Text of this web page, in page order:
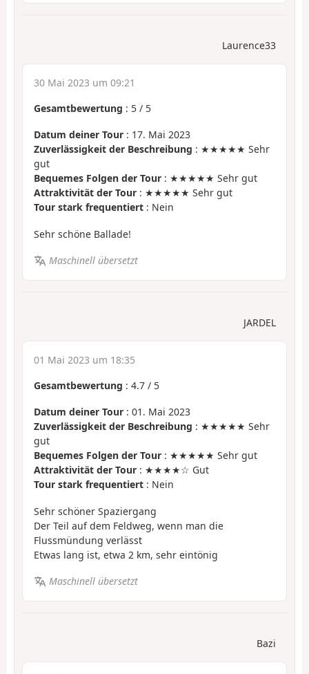
Laurence33
30 Mai 2023 um 09:21
Gesamtbewertung : 5 / 5
Datum deiner Tour : 17. Mai 2023
Zuverlässigkeit der Beschreibung : ★★★★★ Sehr
gut
Bequemes Folgen der Tour : ★★★★★ Sehr gut
Attraktivität der Tour : ★★★★★ Sehr gut
Tour stark frequentiert : Nein
Sehr schöne Ballade!
Maschinell übersetzt
JARDEL
01 Mai 2023 um 18:35
Gesamtbewertung : 4.7 / 5
Datum deiner Tour : 01. Mai 2023
Zuverlässigkeit der Beschreibung : ★★★★★ Sehr
gut
Bequemes Folgen der Tour : ★★★★★ Sehr gut
Attraktivität der Tour : ★★★★☆ Gut
Tour stark frequentiert : Nein
Sehr schöner Spaziergang
Der Teil auf dem Feldweg, wenn man die
Flussmündung verlässt
Etwas lang ist, etwa 2 km, sehr eintönig
Maschinell übersetzt
Bazi